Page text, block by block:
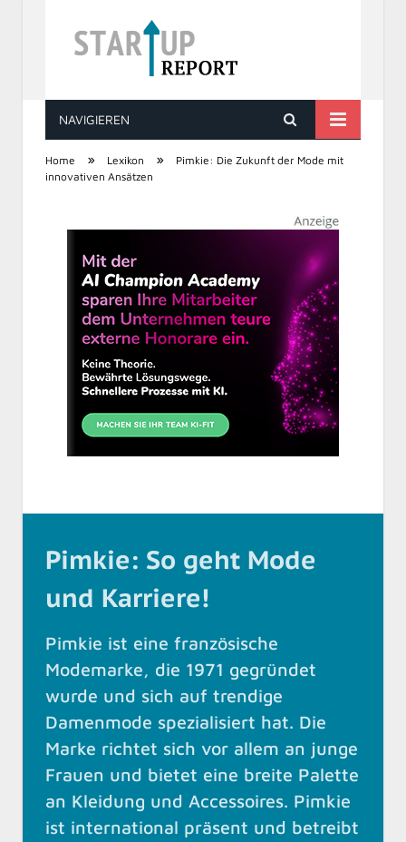
STARTUP REPORT
NAVIGIEREN
Home » Lexikon »
Pimkie: Die Zukunft der Mode mit
innovativen Ansätzen
Pimkie: So geht Mode
und Karriere!
Pimkie ist eine französische
Modemarke, die 1971 gegründet
wurde und sich auf trendige
Damenmode spezialisiert hat. Die
Marke richtet sich vor allem an junge
Frauen und bietet eine breite Palette
an Kleidung und Accessoires. Pimkie
ist international präsent und betreibt